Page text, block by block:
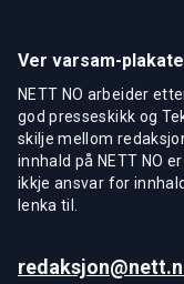
Ver varsam-
NETT NO arbeider
god presseskikk og
skilje mellom
innhald på NETT NO
ikkje ansvar for
lenka til.